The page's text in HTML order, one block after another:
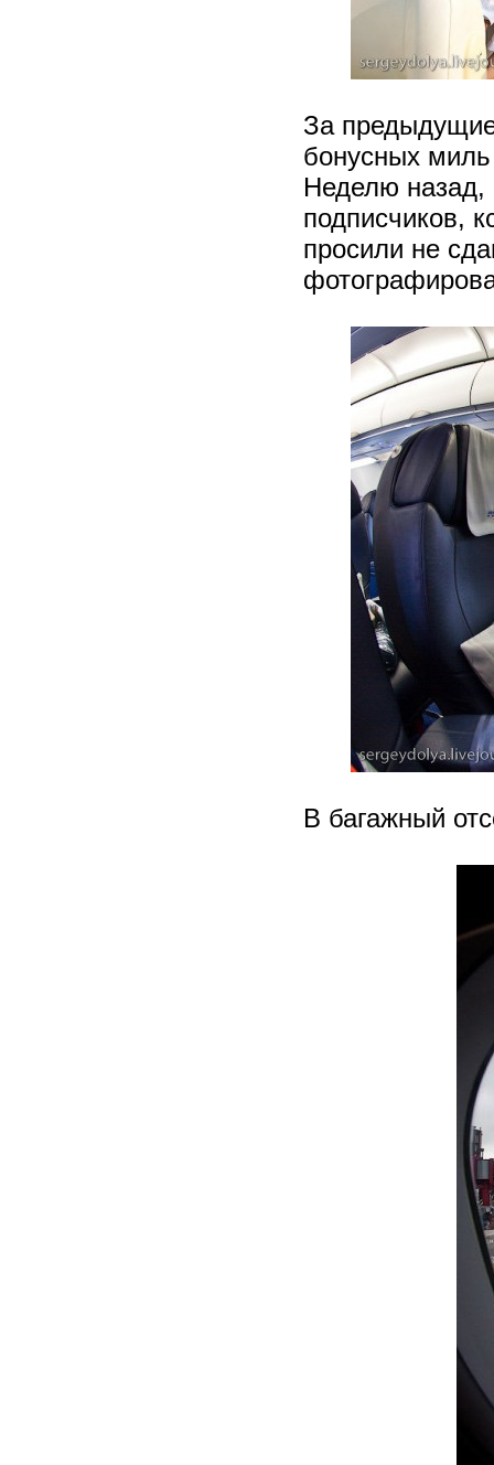
За
бонусных
Неделю назад,
подписчиков,
просили не
В багажный